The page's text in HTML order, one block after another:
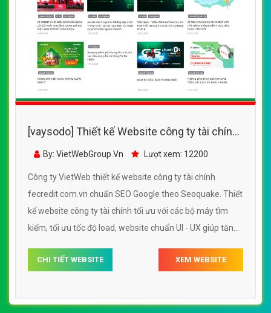
[vaysodo] Thiết kế Website công ty tài chính
- fecredit.com.vn - VietWebGroup.Vn
By: VietWebGroup.Vn Lượt xem: 12200
Công ty VietWeb thiết kế website công ty tài chính
fecredit.com.vn chuẩn SEO Google theo Seoquake. Thiết
kế website công ty tài chính tối ưu với các bộ máy tìm
kiếm, tối ưu tốc độ load, website chuẩn UI - UX giúp tăng
fecredit.com.vn
CHI TIẾT WEBSITE XEM WEBSITE